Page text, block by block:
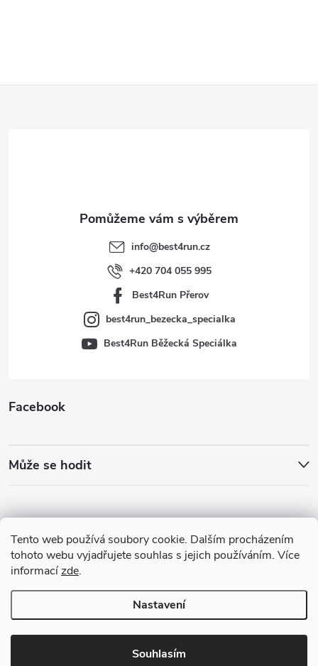
Tento web používá soubory cookie. Dalším procházením
tohoto webu vyjadřujete souhlas s jejich používáním. Více
informacízde.
Nastavení
Souhlasím
Facebook
Může se hodit
info@best4run.cz
+420 704 055 995
Best4Run Přerov
best4run_bezecka_specialka
Best4Run Běžecká Speciálka
Copyright 2026Best4Run Běžecká speciálka. Všechna práva vyhrazena.